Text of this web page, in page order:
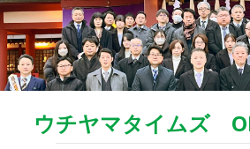
ウチヤマタイムズ